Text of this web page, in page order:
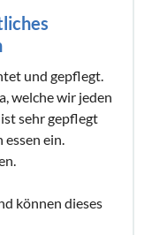
und gepflegt.
welche wir jeden
sehr gepflegt
ein.
können dieses